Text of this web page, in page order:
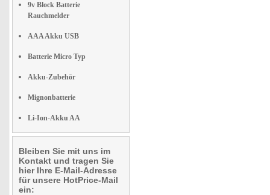
9v Block Batterie
Rauchmelder
AAA Akku USB
Batterie Micro Typ
Akku-Zubehör
Mignonbatterie
Li-Ion-Akku AA
Bleiben Sie mit uns im
Kontakt und tragen Sie
hier Ihre E-Mail-Adresse
für unsere HotPrice-Mail
ein: